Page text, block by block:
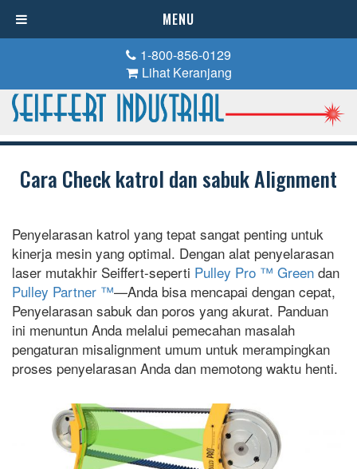
1-800-856-0129
Lihat Keranjang
Cara Check katrol dan sabuk Alignment
Penyelarasan katrol yang tepat sangat penting untuk
kinerja mesin yang optimal. Dengan alat penyelarasan
laser mutakhir Seiffert-seperti Pulley Pro ™ Green dan
Pulley Partner ™—Anda bisa mencapai dengan cepat,
Penyelarasan sabuk dan poros yang akurat. Panduan
ini menuntun Anda melalui pemecahan masalah
pengaturan misalignment umum untuk merampingkan
proses penyelarasan Anda dan memotong waktu henti.
MENU